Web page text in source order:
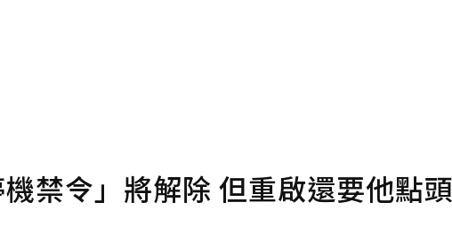
禁令」將解除 但重啟還要他點